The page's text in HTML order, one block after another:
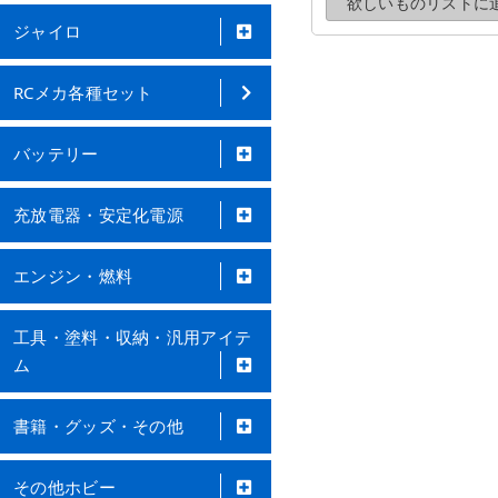
ジャイロ
RCメカ各種セット
バッテリー
充放電器・安定化電源
エンジン・燃料
工具・塗料・収納・汎用アイテ
ム
書籍・グッズ・その他
その他ホビー